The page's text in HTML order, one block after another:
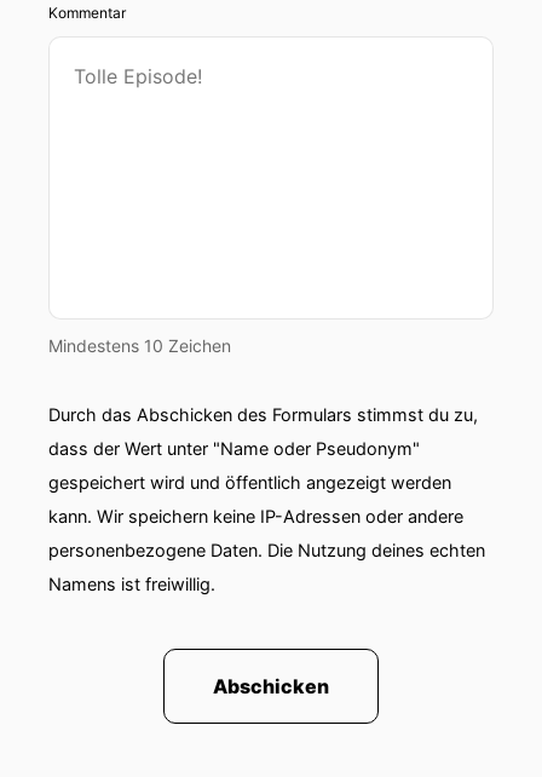
Kommentar
Mindestens 10 Zeichen
Durch das Abschicken des Formulars stimmst du zu,
dass der Wert unter "Name oder Pseudonym"
gespeichert wird und öffentlich angezeigt werden
kann. Wir speichern keine IP-Adressen oder andere
personenbezogene Daten. Die Nutzung deines echten
Namens ist freiwillig.
Abschicken